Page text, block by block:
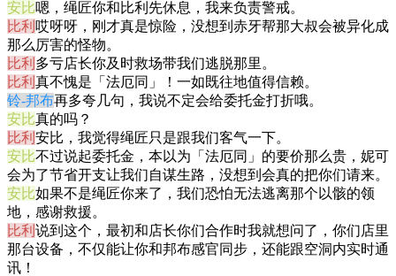
安比嗯，绳匠你和比利先休息，我来负责警戒。
比利 哎呀呀，刚才真是惊险，没想到赤牙帮那大叔会被异化成
那么厉害的怪物。
比利 多亏店长你及时救场带我们逃脱那里。
比利 真不愧是「法厄同」！一如既往地值得信赖。
铃-邦布再多夸几句，我说不定会给委托金打折哦。
安比真的吗？
比利 安比，我觉得绳匠只是跟我们客气一下。
安比不过说起委托金，本以为「法厄同」的要价那么贵，妮可
会为了节省开支让我们自谋生路，没想到会真的把你们请来。
安比如果不是绳匠你来了，我们恐怕无法逃离那个以骸的领
地，感谢救援。
比利 说到这个，最初和店长你们合作时我就想问了，你们店里
那台设备，不仅能让你和邦布感官同步，还能跟空洞内实时通
讯！